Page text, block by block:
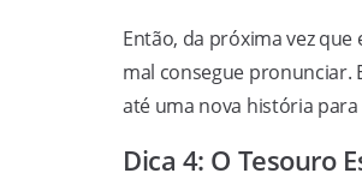
Então, da próxima vez
mal consegue pronunciar.
até uma nova história
Dica 4: O Tesouro